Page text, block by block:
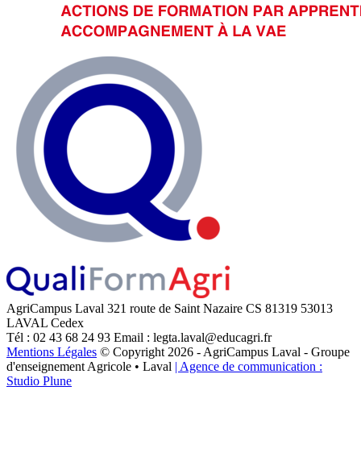
AgriCampus Laval 321 route de Saint Nazaire CS 81319 53013
LAVAL Cedex
Tél : 02 43 68 24 93 Email : legta.laval@educagri.fr
Mentions Légales © Copyright 2026 - AgriCampus Laval - Groupe
d'enseignement Agricole • Laval | Agence de communication :
Studio Plune